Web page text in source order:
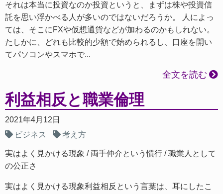
それは本当に投資なのか投資というと、まずは株や投資信
託を思い浮かべる人が多いのではないだろうか。 人によっ
ては、そこにFXや仮想通貨などが加わるのかもしれない。
たしかに、どれも比較的少額で始められるし、口座を開い
てパソコンやスマホで...
全文を読む
利益相反と職業倫理
2021年4月12日
ビジネス
考え方
実はよく見かける現象 両手仲介という慣行
職業人として
の公正さ
実はよく見かける現象利益相反という言葉は、耳にしたこ